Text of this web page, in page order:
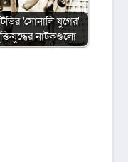
‌'সোনালি যুগের'
নাটকগুলো